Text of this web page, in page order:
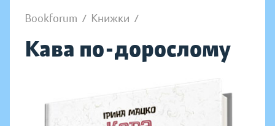
Bookforum / Книжки /
Кава по-дорослому